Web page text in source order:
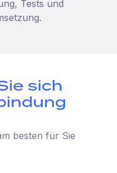
Tests und
sich
besten für Sie